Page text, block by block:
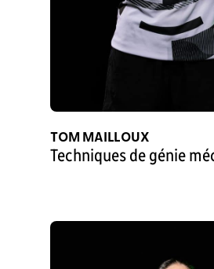
TOM MAILLOUX
Techniques de génie